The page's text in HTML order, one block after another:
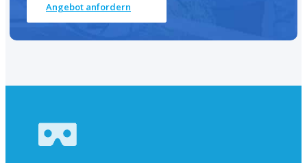
Angebot anfordern